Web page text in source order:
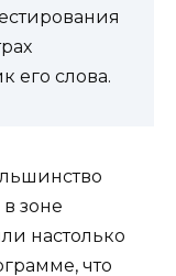
его слова.
зоне
настолько
что